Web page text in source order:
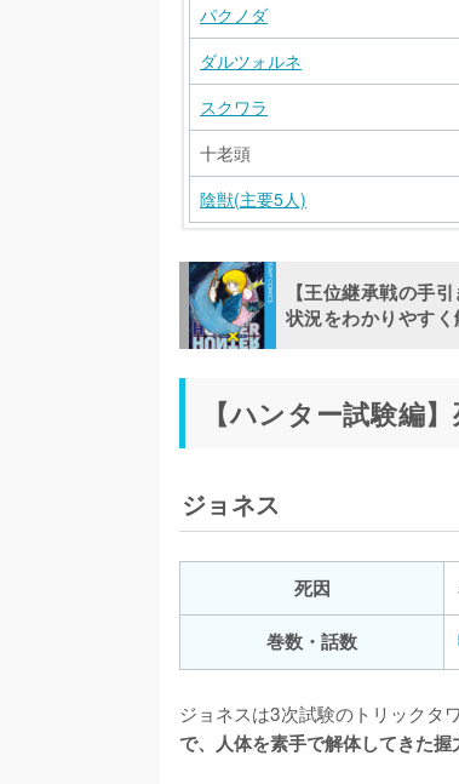
パクノダ
ダルツォルネ
スクワラ
十老頭
陰獣(主要5人)
ニッケスらハメ組
プーハット
ラターザ
ジート
ボマーの被害者(カヅスール組・
カイト
アイザック＝ネテロ
シャウアプフ
メルエム
コムギ
女王
ポンズ
ハギャ(レオル)
ザザン
ユンジュ
マサドルディーゴ
パイク
オロソ兄妹
フラッタ
ムカデ男
バロ
ミツバ
ゴトー
脱会長派(テラデイン・ブシドラ
シャルナーク＝リュウセイ
ネオン＝ノストラード
モモゼ＝ホイコーロ
サレサレ＝ホイコーロ
カチョウ＝ホイコーロ
【王位継承戦の手
状況をわかりやす
【ハンター試験編
ジョネス
死因
巻数・話数
ジョネスは3次試験のトリックタ
で、人体を素手で解体してきた握